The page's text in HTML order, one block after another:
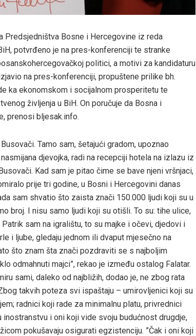
Predsjedništva Bosne i Hercegovine iz reda
potvrđeno je na pres-konferenciji te stranke
politici, a motivi za kandidaturu
na pres-konferenciji, propuštene prilike bh.
ka ekonomskom i socijalnom prosperitetu te
življenja u BiH. On poručuje da Bosna i
prenosi bljesak.info.
Tamo sam, šetajući gradom, upoznao
djevojka, radi na recepciji hotela na izlazu iz
Kad sam je pitao čime se bave njeni vršnjaci,
prije tri godine, u Bosni i Hercegovini danas
sam shvatio što zaista znači 150.000 ljudi koji su u
broj. I nisu samo ljudi koji su otišli. To su: tihe ulice,
sam na igralištu, to su majke i očevi, djedovi i
i ljube, gledaju jednom ili dvaput mjesečno na
što znam šta znači pozdraviti se s najboljim
odmahnuti majci”, rekao je između ostalog Falatar.
sami, daleko od najbližih, dodao je, ne zbog rata
takvih poteza svi ispaštaju – umirovljenici koji su
radnici koji rade za minimalnu platu, privrednici
i oni koji vide svoju budućnost drugdje,
pokušavaju osigurati egzistenciju. ”Čak i oni koji